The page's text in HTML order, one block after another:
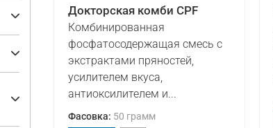
Докторская комби СPF
Комбинированная
фосфатосодержащая смесь с
экстрактами пряностей,
усилителем вкуса,
антиоксилителем и...
Фасовка: 50 грамм